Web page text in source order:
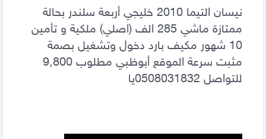
للتواصل 0508031832يا